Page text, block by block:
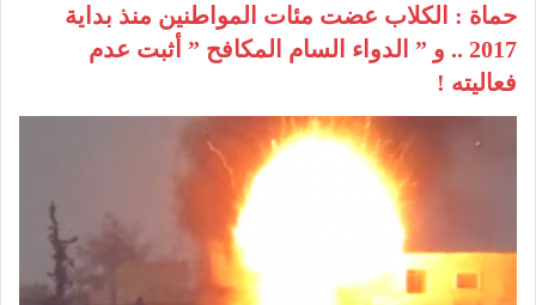
حماة : الكلاب عضت مئات المواطنين منذ بداية
2017 .. و ” الدواء السام المكافح ” أثبت عدم
فعاليته !